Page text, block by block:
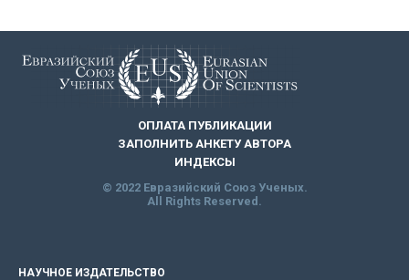
ОПЛАТА ПУБЛИКАЦИИ
ЗАПОЛНИТЬ АНКЕТУ АВТОРА
ИНДЕКСЫ
© 2022 Евразийский Союз Ученых.
All Rights Reserved.
НАУЧНОЕ ИЗДАТЕЛЬСТВО